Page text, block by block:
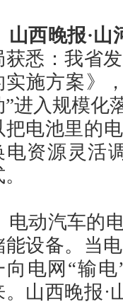
山西晚报·山
获悉：我省
实施方案》
”进入规模化
把电池里的
电资源灵活
电动汽车的
能设备。当
向电网“输
。山西晚报·